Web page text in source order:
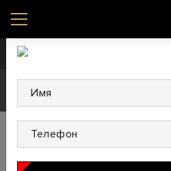
Имя
Телефон